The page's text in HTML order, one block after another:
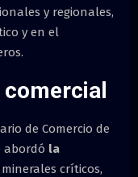
y regionales,
y en el
de Comercio de
abordó la
minerales críticos,